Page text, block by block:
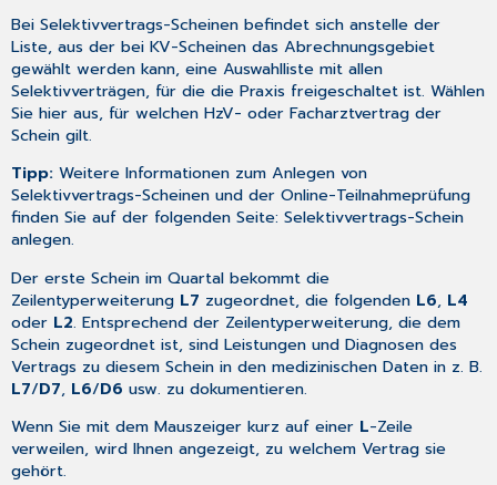
Bei Selektivvertrags-Scheinen befindet sich anstelle der
Liste, aus der bei KV-Scheinen das Abrechnungsgebiet
gewählt werden kann, eine Auswahlliste mit allen
Selektivverträgen, für die die Praxis freigeschaltet ist. Wählen
Sie hier aus, für welchen HzV- oder Facharztvertrag der
Schein gilt.
Tipp:Weitere Informationen zum Anlegen von
Selektivvertrags-Scheinen und der Online-Teilnahmeprüfung
finden Sie auf der folgenden Seite:Selektivvertrags-Schein
anlegen.
Der erste Schein im Quartal bekommt die
Zeilentyperweiterung L7 zugeordnet, die folgenden L6, L4
oder L2. Entsprechend der Zeilentyperweiterung, die dem
Schein zugeordnet ist, sind Leistungen und Diagnosen des
Vertrags zu diesem Schein in den medizinischen Daten in z. B.
L7/D7, L6/D6 usw. zu dokumentieren.
Wenn Sie mit dem Mauszeiger kurz auf einer L-Zeile
verweilen, wird Ihnen angezeigt, zu welchem Vertrag sie
gehört.